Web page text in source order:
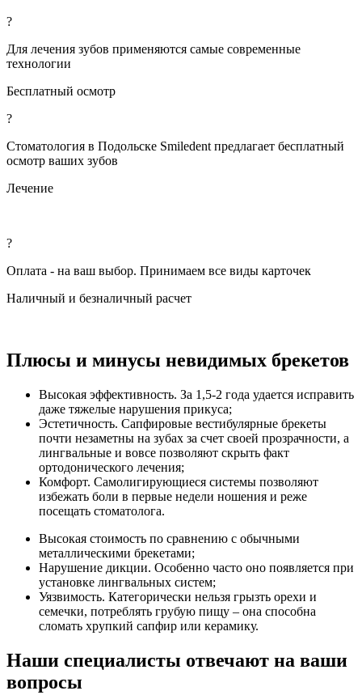
?
Для лечения зубов применяются самые современные
технологии
Бесплатный осмотр
?
Стоматология в Подольске Smiledent предлагает бесплатный
осмотр ваших зубов
Лечение
?
Оплата - на ваш выбор. Принимаем все виды карточек
Наличный и безналичный расчет
Плюсы и минусы невидимых брекетов
Высокая эффективность. За 1,5-2 года удается исправить
даже тяжелые нарушения прикуса;
Эстетичность. Сапфировые вестибулярные брекеты
почти незаметны на зубах за счет своей прозрачности, а
лингвальные и вовсе позволяют скрыть факт
ортодонического лечения;
Комфорт. Самолигирующиеся системы позволяют
избежать боли в первые недели ношения и реже
посещать стоматолога.
Высокая стоимость по сравнению с обычными
металлическими брекетами;
Нарушение дикции. Особенно часто оно появляется при
установке лингвальных систем;
Уязвимость. Категорически нельзя грызть орехи и
семечки, потреблять грубую пищу – она способна
сломать хрупкий сапфир или керамику.
Наши специалисты отвечают на ваши
вопросы